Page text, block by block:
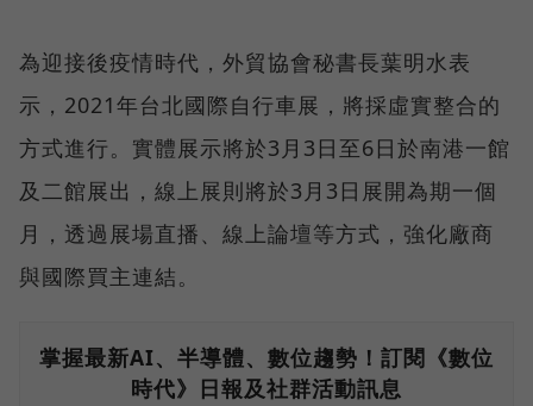
為迎接後疫情時代，外貿協會秘書長葉明水表
示，2021年台北國際自行車展，將採虛實整合的
方式進行。實體展示將於3月3日至6日於南港一館
及二館展出，線上展則將於3月3日展開為期一個
月，透過展場直播、線上論壇等方式，強化廠商
與國際買主連結。
掌握最新AI、半導體、數位趨勢！訂閱《數位
時代》日報及社群活動訊息